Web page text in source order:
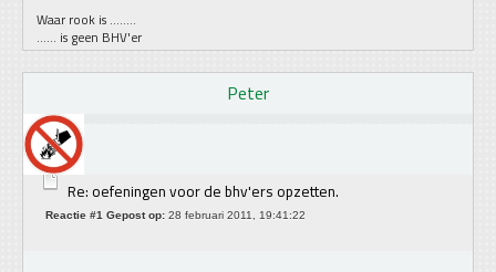
Waar rook is ........
...... is geen BHV'er
Peter
Re: oefeningen voor de bhv'ers opzetten.
Reactie #1 Gepost op: 28 februari 2011, 19:41:22